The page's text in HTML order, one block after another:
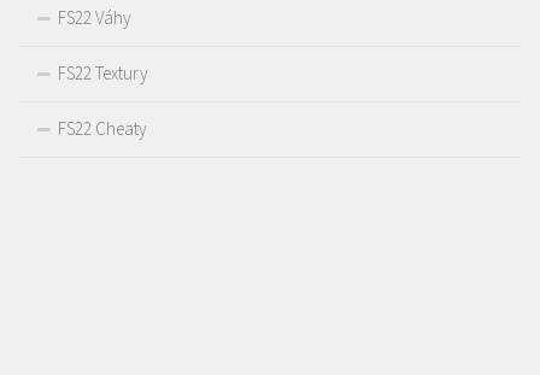
FS22 Váhy
FS22 Textury
FS22 Cheaty